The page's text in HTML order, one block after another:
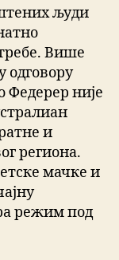
људи
Више
одговору
није
и
региона.
мачке и
режим под